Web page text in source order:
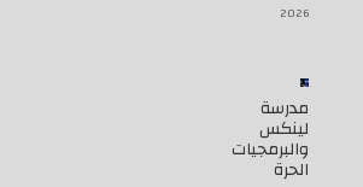
2026
مدرسة
لينكس
والبرمجيات
الحرة